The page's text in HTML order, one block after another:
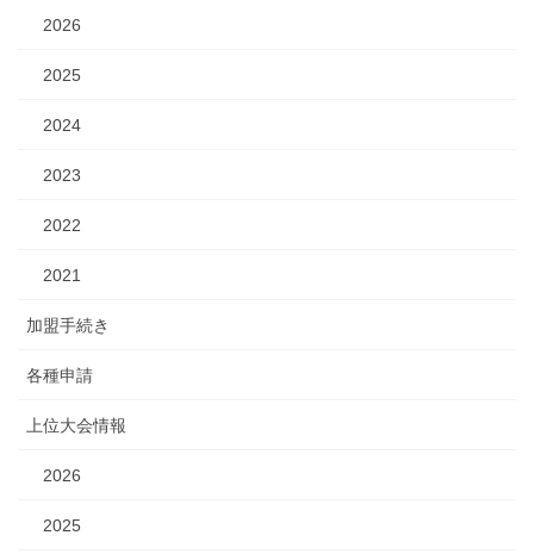
2026
2025
2024
2023
2022
2021
加盟手続き
各種申請
上位大会情報
2026
2025